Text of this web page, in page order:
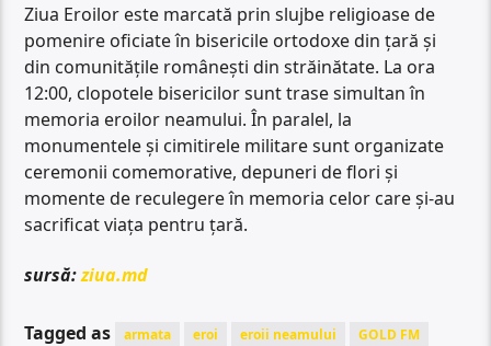
Ziua Eroilor este marcată prin slujbe religioase de
pomenire oficiate în bisericile ortodoxe din țară și
din comunitățile românești din străinătate. La ora
12:00, clopotele bisericilor sunt trase simultan în
memoria eroilor neamului. În paralel, la
monumentele și cimitirele militare sunt organizate
ceremonii comemorative, depuneri de flori și
momente de reculegere în memoria celor care și-au
sacrificat viața pentru țară.
sursă:ziua.md
Tagged as armata eroi eroii neamului
GOLD FM